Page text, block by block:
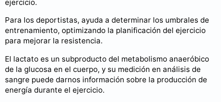
ejercicio.
Para los deportistas, ayuda a determinar los umbrales de
entrenamiento, optimizando la planificación del ejercicio
para mejorar la resistencia.
El lactato es un subproducto del metabolismo anaeróbico
de la glucosa en el cuerpo, y su medición en análisis de
sangre puede darnos información sobre la producción de
energía durante el ejercicio.